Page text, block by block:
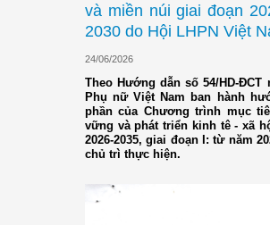
và miền núi giai đoạn
2030 do Hội LHPN Việt
24/06/2026
Theo Hướng dẫn số 54/HD-
Phụ nữ Việt Nam ban hành
phần của Chương trình mục
vững và phát triển kinh tê - xã
2026-2035, giai đoạn I: từ năm
chủ trì thực hiện.